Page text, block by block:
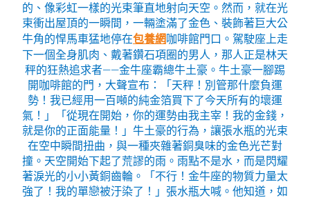
的、像彩虹一樣的光束筆直地射向天空。然而，就在光
束衝出屋頂的一瞬間，一輛塗滿了金色、裝飾著巨大公
牛角的悍馬車猛地停在包養網咖啡館門口。駕駛座上走
下一個全身肌肉、戴著鑽石項圈的男人，那人正是林天
秤的狂熱追求者——金牛座霸總牛土豪。牛土豪一腳踢
開咖啡館的門，大聲宣布：「天秤！別管那什麼負運
勢！我已經用一百噸的純金箔買下了今天所有的壞運
氣！」「從現在開始，你的運勢由我主宰！我的金錢，
就是你的正面能量！」牛土豪的行為，讓張水瓶的光束
在空中瞬間扭曲，與一種夾雜著銅臭味的金色光芒對
撞。天空開始下起了荒謬的雨。雨點不是水，而是閃耀
著淚光的小小黃銅齒輪。「不行！金牛座的物質力量太
強了！我的單戀被汙染了！」張水瓶大喊。他知道，如